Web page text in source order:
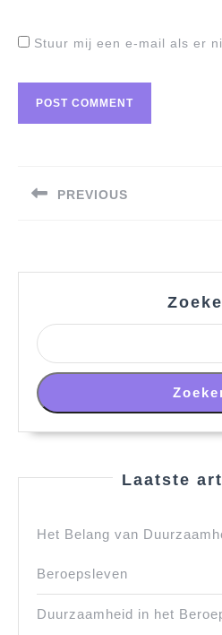
Stuur mij een e-mail als er
PREVIOUS
Laatste
Het Belang van
Beroepsleven
Duurzaamheid in het